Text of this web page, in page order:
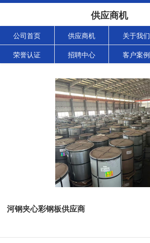
供应商机
公司首页 供应商机 关于我们
荣誉认证 招聘中心 客户案例
河钢夹心彩钢板供应商